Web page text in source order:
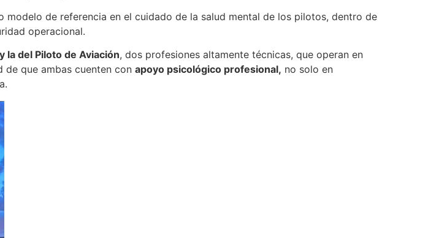
modelo de referencia en el cuidado de la salud mental de los pilotos, dentro de
operacional.
la del Piloto de Aviación, dos profesiones altamente técnicas, que operan en
de que ambas cuenten con apoyo psicológico profesional, no solo en